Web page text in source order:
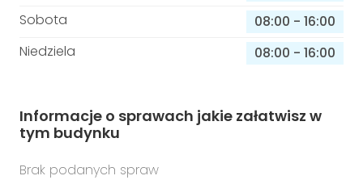
Sobota
08:00 - 16:00
Niedziela
08:00 - 16:00
Informacje o sprawach jakie załatwisz w
tym budynku
Brak podanych spraw